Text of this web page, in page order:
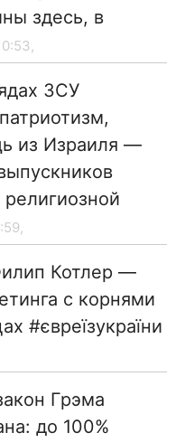
здесь, в
0:53,
ЗСУ
из Израиля —
Котлер —
с корнями
#євреїзукраїни
Грэма
до 100%